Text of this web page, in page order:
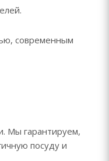
современным
Мы гарантируем,
посуду и